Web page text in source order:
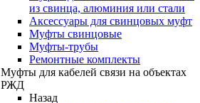
из свинца, алюминия или стали
Аксессуары для свинцовых муфт
Муфты свинцовые
Муфты-трубы
Ремонтные комплекты
Муфты для кабелей связи на объектах
РЖД
Назад